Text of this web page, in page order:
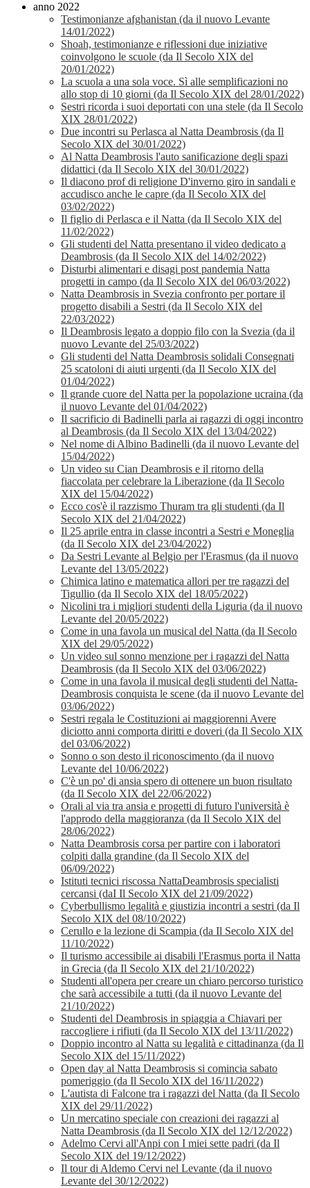
anno 2022
Testimonianze afghanistan (da il nuovo Levante
14/01/2022)
Shoah, testimonianze e riflessioni due iniziative
coinvolgono le scuole (da Il Secolo XIX del
20/01/2022)
La scuola a una sola voce. Sì alle semplificazioni no
allo stop di 10 giorni (da Il Secolo XIX del 28/01/2022)
Sestri ricorda i suoi deportati con una stele (da Il Secolo
XIX 28/01/2022)
Due incontri su Perlasca al Natta Deambrosis (da Il
Secolo XIX del 30/01/2022)
Al Natta Deambrosis l'auto sanificazione degli spazi
didattici (da Il Secolo XIX del 30/01/2022)
Il diacono prof di religione D'inverno giro in sandali e
accudisco anche le capre (da Il Secolo XIX del
03/02/2022)
Il figlio di Perlasca e il Natta (da Il Secolo XIX del
11/02/2022)
Gli studenti del Natta presentano il video dedicato a
Deambrosis (da Il Secolo XIX del 14/02/2022)
Disturbi alimentari e disagi post pandemia Natta
progetti in campo (da Il Secolo XIX del 06/03/2022)
Natta Deambrosis in Svezia confronto per portare il
progetto disabili a Sestri (da Il Secolo XIX del
22/03/2022)
Il Deambrosis legato a doppio filo con la Svezia (da il
nuovo Levante del 25/03/2022)
Gli studenti del Natta Deambrosis solidali Consegnati
25 scatoloni di aiuti urgenti (da Il Secolo XIX del
01/04/2022)
Il grande cuore del Natta per la popolazione ucraina (da
il nuovo Levante del 01/04/2022)
Il sacrificio di Badinelli parla ai ragazzi di oggi incontro
al Deambrosis (da Il Secolo XIX del 13/04/2022)
Nel nome di Albino Badinelli (da il nuovo Levante del
15/04/2022)
Un video su Cian Deambrosis e il ritorno della
fiaccolata per celebrare la Liberazione (da Il Secolo
XIX del 15/04/2022)
Ecco cos'è il razzismo Thuram tra gli studenti (da Il
Secolo XIX del 21/04/2022)
Il 25 aprile entra in classe incontri a Sestri e Moneglia
(da Il Secolo XIX del 23/04/2022)
Da Sestri Levante al Belgio per l'Erasmus (da il nuovo
Levante del 13/05/2022)
Chimica latino e matematica allori per tre ragazzi del
Tigullio (da Il Secolo XIX del 18/05/2022)
Nicolini tra i migliori studenti della Liguria (da il nuovo
Levante del 20/05/2022)
Come in una favola un musical del Natta (da Il Secolo
XIX del 29/05/2022)
Un video sul sonno menzione per i ragazzi del Natta
Deambrosis (da Il Secolo XIX del 03/06/2022)
Come in una favola il musical degli studenti del Natta-
Deambrosis conquista le scene (da il nuovo Levante del
03/06/2022)
Sestri regala le Costituzioni ai maggiorenni Avere
diciotto anni comporta diritti e doveri (da Il Secolo XIX
del 03/06/2022)
Sonno o son desto il riconoscimento (da il nuovo
Levante del 10/06/2022)
C'è un po' di ansia spero di ottenere un buon risultato
(da Il Secolo XIX del 22/06/2022)
Orali al via tra ansia e progetti di futuro l'università è
l'approdo della maggioranza (da Il Secolo XIX del
28/06/2022)
Natta Deambrosis corsa per partire con i laboratori
colpiti dalla grandine (da Il Secolo XIX del
06/09/2022)
Istituti tecnici riscossa NattaDeambrosis specialisti
cercansi (daI Il Secolo XIX del 21/09/2022)
Cyberbullismo legalità e giustizia incontri a sestri (da Il
Secolo XIX del 08/10/2022)
Cerullo e la lezione di Scampia (da Il Secolo XIX del
11/10/2022)
Il turismo accessibile ai disabili l'Erasmus porta il Natta
in Grecia (da Il Secolo XIX del 21/10/2022)
Studenti all'opera per creare un chiaro percorso turistico
che sarà accessibile a tutti (da il nuovo Levante del
21/10/2022)
Studenti del Deambrosis in spiaggia a Chiavari per
raccogliere i rifiuti (da Il Secolo XIX del 13/11/2022)
Doppio incontro al Natta su legalità e cittadinanza (da Il
Secolo XIX del 15/11/2022)
Open day al Natta Deambrosis si comincia sabato
pomeriggio (da Il Secolo XIX del 16/11/2022)
L'autista di Falcone tra i ragazzi del Natta (da Il Secolo
XIX del 29/11/2022)
Un mercatino speciale con creazioni dei ragazzi al
Natta Deambrosis (da Il Secolo XIX del 12/12/2022)
Adelmo Cervi all'Anpi con I miei sette padri (da Il
Secolo XIX del 19/12/2022)
Il tour di Aldemo Cervi nel Levante (da il nuovo
Levante del 30/12/2022)